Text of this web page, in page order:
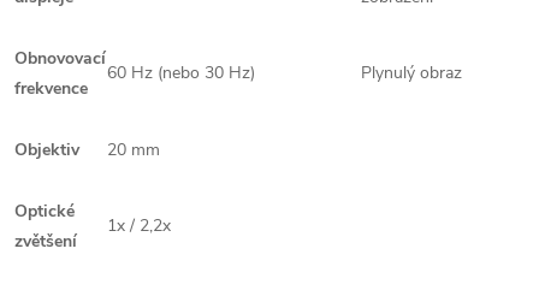
Obnovovací
frekvence
60 Hz (nebo 30 Hz) Plynulý obraz
Objektiv 20 mm
Optické
zvětšení
1x / 2,2x